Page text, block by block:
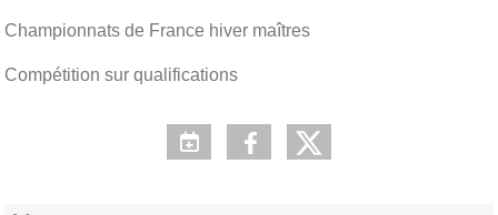
Championnats de France hiver maîtres
Compétition sur qualifications